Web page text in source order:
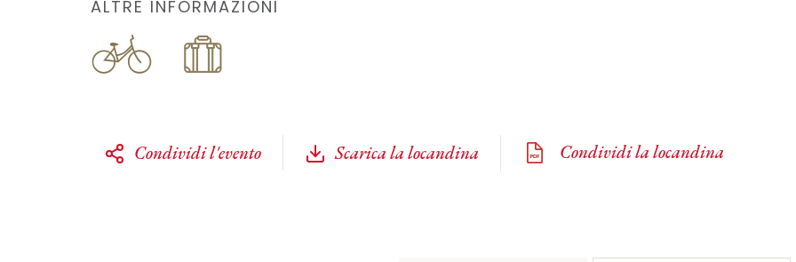
ALTRE INFORMAZIONI
Condividi l'evento Scarica la locandina Condividi la locandina